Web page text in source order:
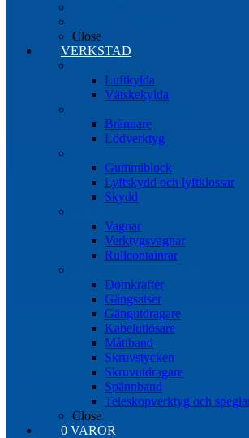
Close
VERKSTAD
Luftkylda
Vätskekylda
Brännare
Lödverktyg
Gummiblock
Lyftskydd och lyftklossar
Skydd
Vagnar
Verktygsvagnar
Rullcontainrar
Domkrafter
Gängsatser
Gängutdragare
Kabelutlösare
Måttband
Skruvstycken
Skruvutdragare
Spännband
Teleskopverktyg och
Close
0 VAROR